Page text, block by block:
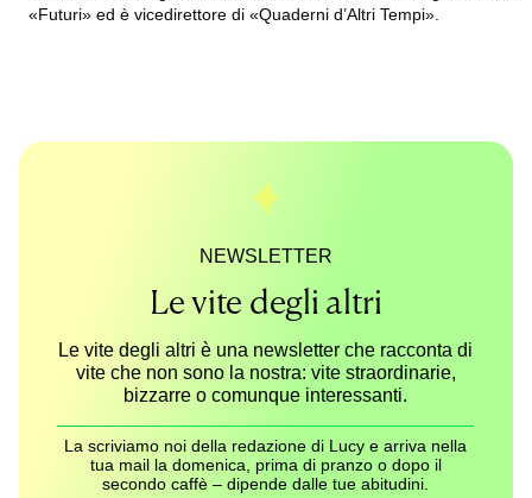
«Futuri» ed è vicedirettore di «Quaderni d’Altri Tempi».
NEWSLETTER
Le vite degli altri
Le vite degli altri è una newsletter che racconta di
vite che non sono la nostra: vite straordinarie,
bizzarre o comunque interessanti.
La scriviamo noi della redazione di Lucy e arriva nella
tua mail la domenica, prima di pranzo o dopo il
secondo caffè – dipende dalle tue abitudini.